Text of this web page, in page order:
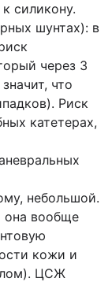
силикону.
шунтах): в
через 3
что
Риск
катетерах,
небольшой.
она вообще
кожи и
ЦСЖ